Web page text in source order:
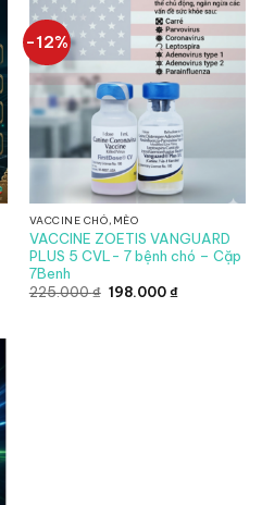
-12%
VACCINE CHÓ,MÈO
VACCINE ZOETIS VANGUARD
PLUS 5 CVL- 7 bệnh chó – Cặp
7Benh
225.000₫ Giá
198.000₫Giá